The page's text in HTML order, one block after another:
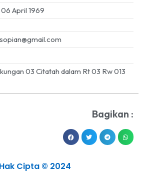
06 April 1969
03 Citatah dalam Rt 03 Rw 013
Bagikan :
Hak Cipta © 2024